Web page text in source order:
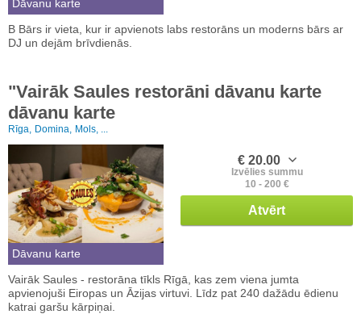
Dāvanu karte
B Bārs ir vieta, kur ir apvienots labs restorāns un moderns bārs ar
DJ un dejām brīvdienās.
"Vairāk Saules restorāni dāvanu karte
dāvanu karte
Rīga, Domina, Mols, ...
Dāvanu karte
€ 20.00
Izvēlies summu
10 - 200 €
Atvērt
Vairāk Saules - restorāna tīkls Rīgā, kas zem viena jumta
apvienojuši Eiropas un Āzijas virtuvi. Līdz pat 240 dažādu ēdienu
katrai garšu kārpiņai.